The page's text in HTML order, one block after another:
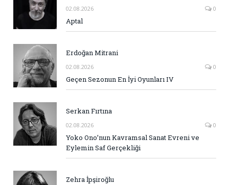
02.08.2026 0
Aptal
Erdoğan Mitrani
02.08.2026 0
Geçen Sezonun En İyi Oyunları IV
Serkan Fırtına
02.08.2026 0
Yoko Ono’nun Kavramsal Sanat Evreni ve
Eylemin Saf Gerçekliği
Zehra İpşiroğlu